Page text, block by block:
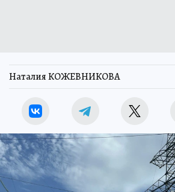
Наталия КОЖЕВНИКОВА